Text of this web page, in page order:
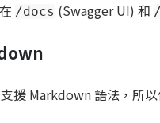
/docs (Swagger UI) 和
援 Markdown 語法，所